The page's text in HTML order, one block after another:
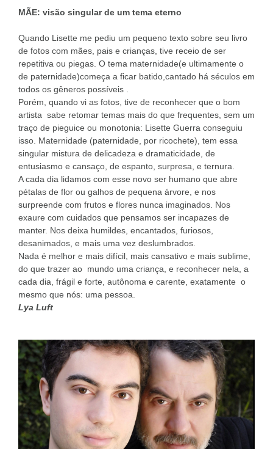
MÃE: visão singular de um tema eterno
Quando Lisette me pediu um pequeno texto sobre seu livro
de fotos com mães, pais e crianças, tive receio de ser
repetitiva ou piegas. O tema maternidade(e ultimamente o
de paternidade)começa a ficar batido,cantado há séculos em
todos os gêneros possíveis .
Porém, quando vi as fotos, tive de reconhecer que o bom
artista sabe retomar temas mais do que frequentes, sem um
traço de pieguice ou monotonia: Lisette Guerra conseguiu
isso. Maternidade (paternidade, por ricochete), tem essa
singular mistura de delicadeza e dramaticidade, de
entusiasmo e cansaço, de espanto, surpresa, e ternura.
A cada dia lidamos com esse novo ser humano que abre
pétalas de flor ou galhos de pequena árvore, e nos
surpreende com frutos e flores nunca imaginados. Nos
exaure com cuidados que pensamos ser incapazes de
manter. Nos deixa humildes, encantados, furiosos,
desanimados, e mais uma vez deslumbrados.
Nada é melhor e mais difícil, mais cansativo e mais sublime,
do que trazer ao mundo uma criança, e reconhecer nela, a
cada dia, frágil e forte, autônoma e carente, exatamente o
mesmo que nós: uma pessoa.
Lya Luft